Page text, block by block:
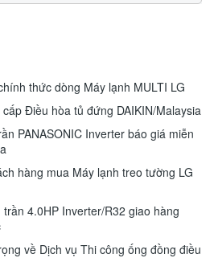
thức dòng Máy lạnh MULTI LG
Điều hòa tủ đứng DAIKIN/Malaysia
PANASONIC Inverter báo giá miễn
hàng mua Máy lạnh treo tường LG
4.0HP Inverter/R32 giao hàng
về Dịch vụ Thi công ống đồng điều